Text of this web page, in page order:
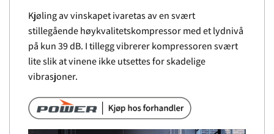
Kjøling av vinskapet ivaretas av en svært
stillegående høykvalitetskompressor med et lydnivå
på kun 39 dB. I tillegg vibrerer kompressoren svært
lite slik at vinene ikke utsettes for skadelige
vibrasjoner.